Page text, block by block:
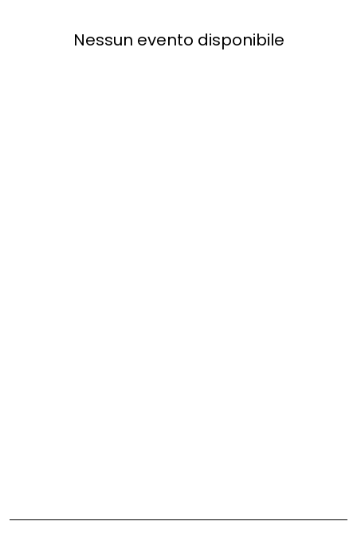
Nessun evento disponibile